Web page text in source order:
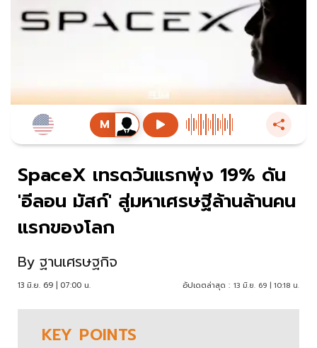
SpaceX เทรดวันแรกพุ่ง 19% ดัน
'อีลอน มัสก์' สู่มหาเศรษฐีล้านล้านคน
แรกของโลก
By ฐานเศรษฐกิจ
13 มิ.ย. 69 | 07:00 น. อัปเดตล่าสุด : 13 มิ.ย. 69 | 10:18 น.
KEY POINTS